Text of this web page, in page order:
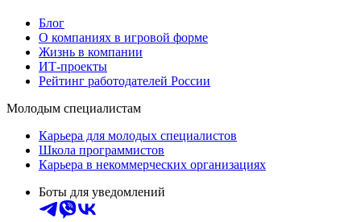
Блог
О компаниях в игровой форме
Жизнь в компании
ИТ-проекты
Рейтинг работодателей России
Молодым специалистам
Карьера для молодых специалистов
Школа программистов
Карьера в некоммерческих организациях
Боты для уведомлений